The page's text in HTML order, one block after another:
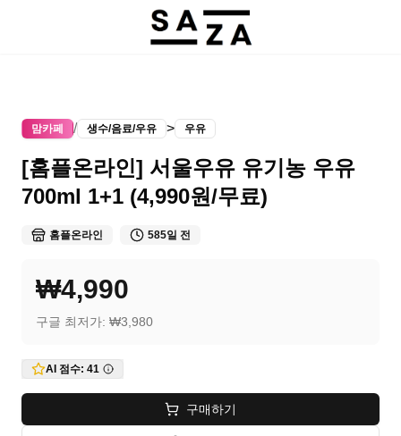
맘카페 / 생수/음료/우유 > 우유
[홈플온라인] 서울우유 유기농 우유
700ml 1+1 (4,990원/무료)
홈플온라인 585일 전
₩4,990
구글 최저가: ₩3,980
AI 점수: 41
구매하기